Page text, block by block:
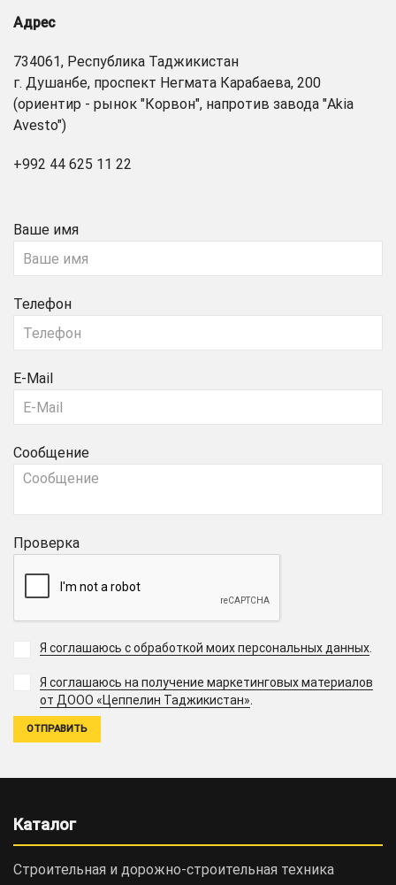
Адрес
734061, Республика Таджикистан
г. Душанбе, проспект Негмата Карабаева, 200
(ориентир - рынок "Корвон", напротив завода "Akia
Avesto")
+992 44 625 11 22
Ваше имя
Телефон
E-Mail
Сообщение
Проверка
Я соглашаюсь с обработкой моих персональных данных
Я соглашаюсь на получение маркетинговых материалов
от ДООО «Цеппелин Таджикистан».
Каталог
Строительная и дорожно-cтроительная техника